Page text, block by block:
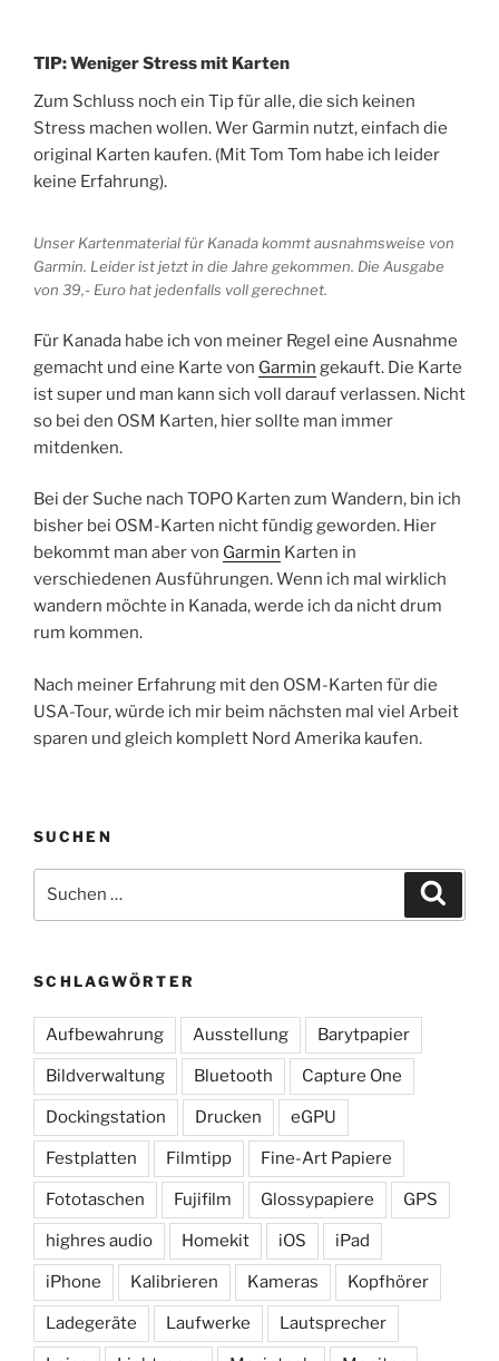
TIP: Weniger Stress mit Karten
Zum Schluss noch ein Tip für alle, die sich keinen
Stress machen wollen. Wer Garmin nutzt, einfach die
original Karten kaufen. (Mit Tom Tom habe ich leider
keine Erfahrung).
Unser Kartenmaterial für Kanada kommt ausnahmsweise von
Garmin. Leider ist jetzt in die Jahre gekommen. Die Ausgabe
von 39,- Euro hat jedenfalls voll gerechnet.
Für Kanada habe ich von meiner Regel eine Ausnahme
gemacht und eine Karte von Garmin gekauft. Die Karte
ist super und man kann sich voll darauf verlassen. Nicht
so bei den OSM Karten, hier sollte man immer
mitdenken.
Bei der Suche nach TOPO Karten zum Wandern, bin ich
bisher bei OSM-Karten nicht fündig geworden. Hier
bekommt man aber von Garmin Karten in
verschiedenen Ausführungen. Wenn ich mal wirklich
wandern möchte in Kanada, werde ich da nicht drum
rum kommen.
Nach meiner Erfahrung mit den OSM-Karten für die
USA-Tour, würde ich mir beim nächsten mal viel Arbeit
sparen und gleich komplett Nord Amerika kaufen.
SUCHEN
nach:
SCHLAGWÖRTER
Aufbewahrung Ausstellung Barytpapier
Bildverwaltung Bluetooth Capture One
Dockingstation Drucken eGPU
Festplatten Filmtipp Fine-Art Papiere
Fototaschen Fujifilm Glossypapiere GPS
highres audio Homekit iOS iPad
iPhone Kalibrieren Kameras Kopfhörer
Ladegeräte Laufwerke Lautsprecher